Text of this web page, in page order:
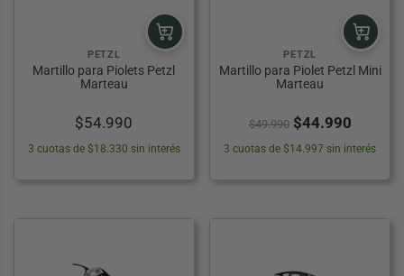
PETZL
Martillo para Piolets Petzl
Marteau
$54.990
3 cuotas de $18.330 sin interés
PETZL
Martillo para Piolet Petzl Mini
Marteau
$49.990 El
precio
era:
$44.990El
precio
es:
3 cuotas de $14.997 sin interés